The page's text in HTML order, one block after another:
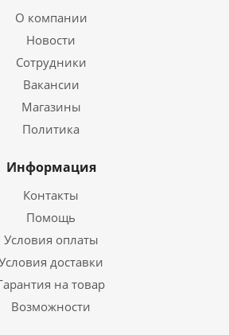
О компании
Новости
Сотрудники
Вакансии
Магазины
Политика
Информация
Контакты
Помощь
Условия оплаты
доставки
на товар
Возможности